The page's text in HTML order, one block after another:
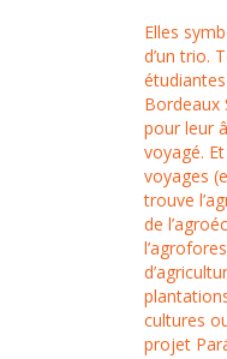
Elles
d’un trio.
Bordeaux
pour leur
voyagé.
voyages
trouve
de
cultures
projet